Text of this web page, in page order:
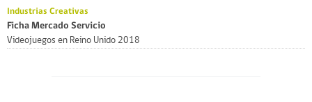
Industrias Creativas
Ficha Mercado Servicio
Videojuegos en Reino Unido 2018